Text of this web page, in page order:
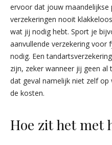
ervoor dat jouw
verzekeringen nooit
wat jij nodig hebt. Sport je
aanvullende verzekering voor
nodig. Een
zijn, zeker wanneer jij geen al
dat geval namelijk niet zelf
de kosten.
Hoe zit het met